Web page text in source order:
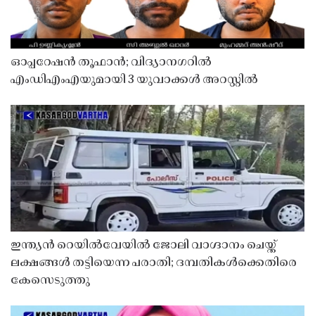
ഓപ്പറേഷൻ തൂഫാൻ; വിദ്യാനഗറിൽ
എംഡിഎംഎയുമായി 3 യുവാക്കൾ അറസ്റ്റിൽ
ഇന്ത്യൻ റെയിൽവേയിൽ ജോലി വാഗ്ദാനം ചെയ്ത്
ലക്ഷങ്ങൾ തട്ടിയെന്ന പരാതി; ദമ്പതികൾക്കെതിരെ
കേസെടുത്തു